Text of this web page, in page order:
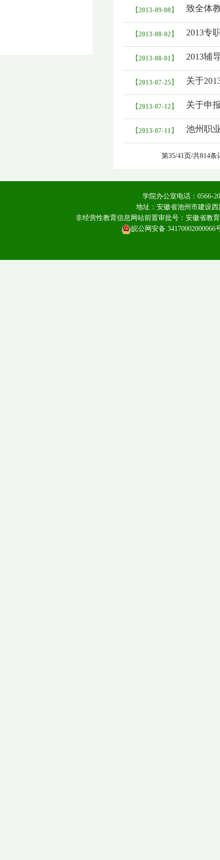
【2013-09-08】 致全体
【2013-08-02】 2013专
【2013-08-01】 2013辅
【2013-07-25】 关于
【2013-07-12】 关于申
【2013-07-11】 池州职
第35/41页/共814条
学院办公室电话：0566-
地址：安徽省池州市建设
非经营性教育信息网站前置审批号：安徽省教
皖公网安备 34170002000066